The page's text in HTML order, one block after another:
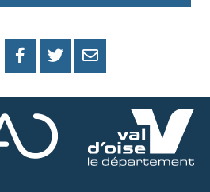

PARTAGER
FACEBOOK
PARTAGER
PARTAGER
MAIL